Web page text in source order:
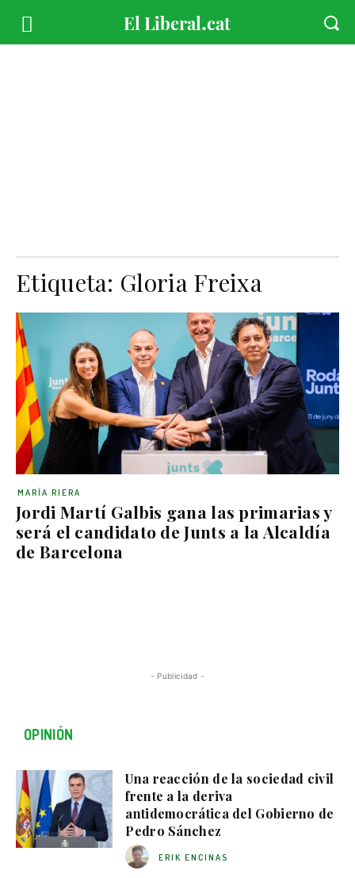
Etiqueta: Gloria Freixa
Jordi Martí Galbis gana las primarias y
será el candidato de Junts a la Alcaldía
de Barcelona
MARÍA RIERA
- Publicidad -
OPINIÓN
Una reacción de la sociedad civil
frente a la deriva
antidemocrática del Gobierno de
Pedro Sánchez
ERIK ENCINAS